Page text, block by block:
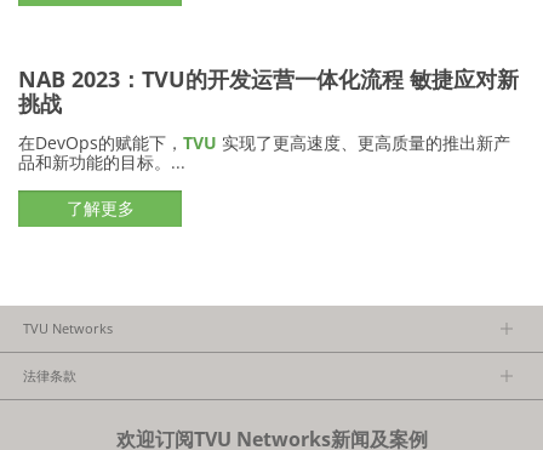
NAB 2023：TVU的开发运营一体化流程 敏捷应对新
挑战
在DevOps的赋能下， TVU 实现了更高速度、更高质量的推出新产
品和新功能的目标。...
了解更多
TVU Networks
法律条款
欢迎订阅TVU Networks新闻及案例